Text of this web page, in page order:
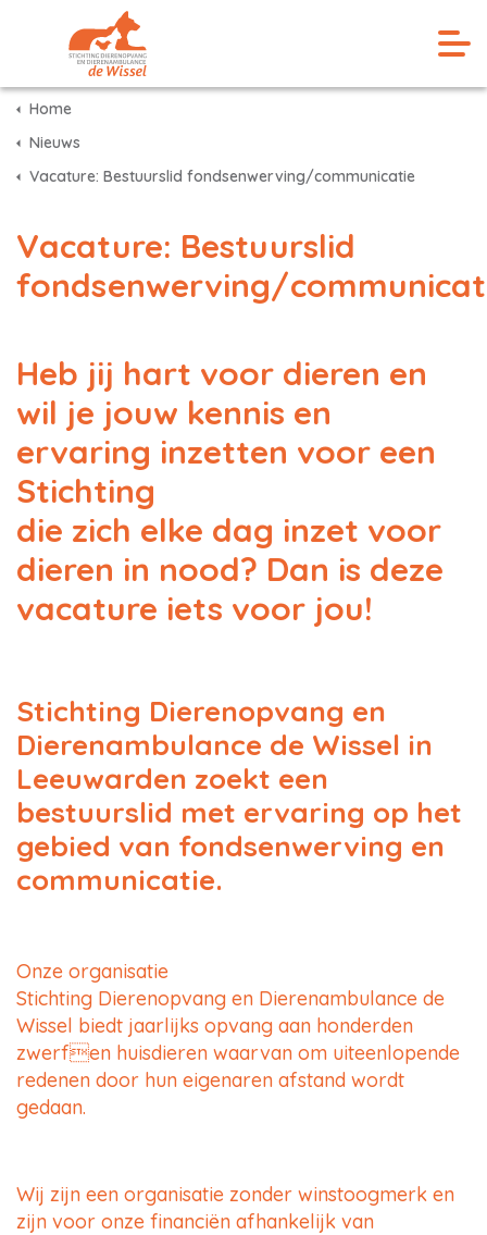
Home
Nieuws
Vacature: Bestuurslid fondsenwerving/communicatie
Vacature: Bestuurslid
fondsenwerving/
Heb jij hart voor dieren en
wil je jouw kennis en
ervaring inzetten voor een
Stichting
die zich elke dag inzet voor
dieren in nood? Dan is deze
vacature iets voor jou!
Stichting Dierenopvang en
Dierenambulance de Wissel in
Leeuwarden zoekt een
bestuurslid met ervaring op het
gebied van fondsenwerving en
communicatie.
Onze organisatie
Stichting Dierenopvang en Dierenambulance de
Wissel biedt jaarlijks opvang aan honderden
zwerfen huisdieren waarvan om uiteenlopende
redenen door hun eigenaren afstand wordt
gedaan.
Wij zijn een organisatie zonder winstoogmerk en
zijn voor onze financiën afhankelijk van